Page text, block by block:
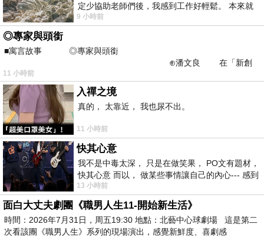
定少協助老師們後，我感到工作好輕鬆。 本來就
不是我的工作啊。 真
9 小時前
◎專家與頭銜
■寓言故事 ◎專家與頭銜
⊕潘文良 在「新創
之谷」裡——
11 小時前
入禪之境
真的， 太靠近， 我也尿不出。
11 小時前
快其心意
我不是中毒太深， 只是在做笑果， PO文有題材，
快其心意 而以， 做某些事情讓自己的內心--- 感到
愉快。
13 小時前
面白大丈夫劇團《職男人生11-開始新生活》
時間：2026年7月31日，周五19:30 地點：北藝中心球劇場 這是第二
次看該團《職男人生》系列的現場演出，感覺新鮮度、喜劇感